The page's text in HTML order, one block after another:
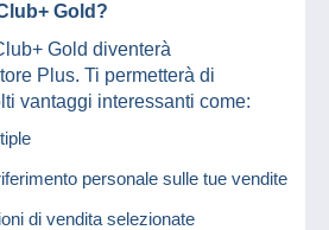
Gold?
Gold diventerà
Plus. Ti permetterà di
vantaggi interessanti come:
personale sulle tue vendite
di vendita selezionate